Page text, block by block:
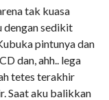
tak kuasa
dengan sedikit
pintunya dan
dan, ahh.. lega
tetes terakhir
Saat aku balikkan